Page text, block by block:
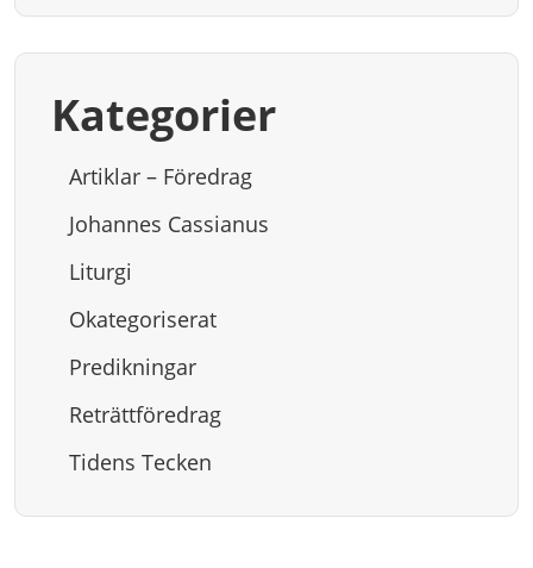
Kategorier
Artiklar – Föredrag
Johannes Cassianus
Liturgi
Okategoriserat
Predikningar
Reträttföredrag
Tidens Tecken